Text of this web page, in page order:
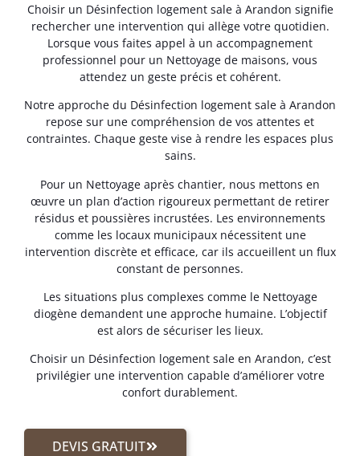
Choisir un Désinfection logement sale à Arandon signifie
rechercher une intervention qui allège votre quotidien.
Lorsque vous faites appel à un accompagnement
professionnel pour un Nettoyage de maisons, vous
attendez un geste précis et cohérent.
Notre approche du Désinfection logement sale à Arandon
repose sur une compréhension de vos attentes et
contraintes. Chaque geste vise à rendre les espaces plus
sains.
Pour un Nettoyage après chantier, nous mettons en
œuvre un plan d’action rigoureux permettant de retirer
résidus et poussières incrustées. Les environnements
comme les locaux municipaux nécessitent une
intervention discrète et efficace, car ils accueillent un flux
constant de personnes.
Les situations plus complexes comme le Nettoyage
diogène demandent une approche humaine. L’objectif
est alors de sécuriser les lieux.
Choisir un Désinfection logement sale en Arandon, c’est
privilégier une intervention capable d’améliorer votre
confort durablement.
DEVIS GRATUIT